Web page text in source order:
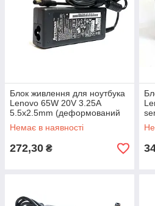
Блок живлення для ноутбука
Lenovo 65W 20V 3.25A
5.5x2.5mm (деформований
корпус)
Немає в наявності
272,30 ₴